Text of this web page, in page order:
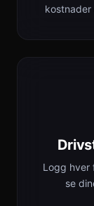
Logg hver
se